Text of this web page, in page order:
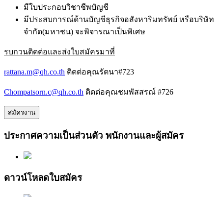
มีใบประกอบวิชาชีพบัญชี
มีประสบการณ์ด้านบัญชีธุรกิจอสังหาริมทรัพย์ หรือบริษัท
จำกัด(มหาชน) จะพิจารณาเป็นพิเศษ
รบกวนติดต่อและส่งใบสมัครมาที่
rattana.m@qh.co.th ติดต่อคุณรัตนา#723
Chompatsorn.c@qh.co.th ติดต่อคุณชมพัสสรณ์ #726
สมัครงาน
ประกาศความเป็นส่วนตัว พนักงานและผู้สมัคร
ดาวน์โหลดใบสมัคร